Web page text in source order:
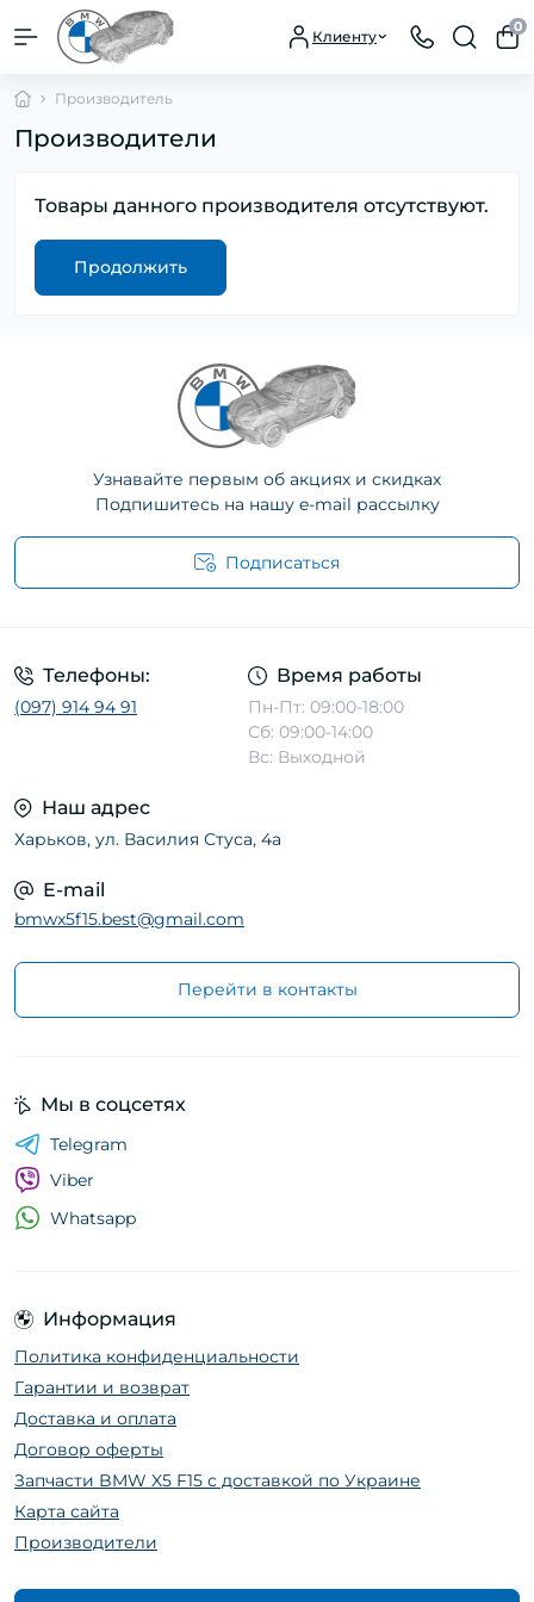
Клиенту
0
Производитель
Производители
Товары данного производителя отсутствуют.
Продолжить
Узнавайте первым об акциях и скидках
Подпишитесь на нашу e-mail рассылку
Подписаться
Телефоны:
(097) 914 94 91
Время работы
Пн-Пт: 09:00-18:00
Сб: 09:00-14:00
Вс: Выходной
Наш адрес
Харьков, ул. Василия Стуса, 4а
E-mail
bmwx5f15.best@gmail.com
Перейти в контакты
Информация
Политика конфиденциальности
Гарантии и возврат
Доставка и оплата
Договор оферты
Запчасти BMW X5 F15 с доставкой по Украине
Карта сайта
Производители
Мы в соцсетях
Telegram
Viber
Whatsapp